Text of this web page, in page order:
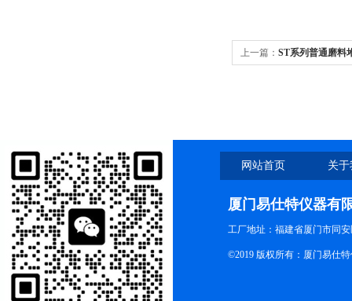
上一篇： ST系列普通磨料
网站首页 关
厦门易仕特仪器有
工厂地址：福建省厦门市同
©2019 版权所有：厦门易仕